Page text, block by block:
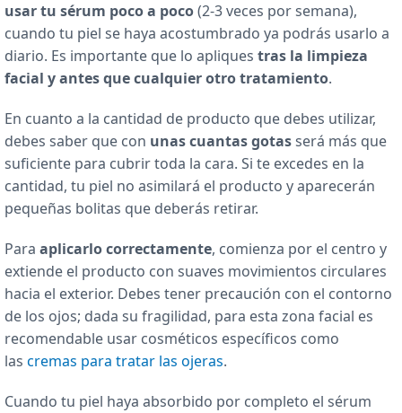
usar tu sérum poco a poco(2-3 veces por semana),
cuando tu piel se haya acostumbrado ya podrás usarlo a
diario. Es importante que lo apliques tras la limpieza
facial y antes que cualquier otro tratamiento.
En cuanto a la cantidad de producto que debes utilizar,
debes saber que con unas cuantas gotasserá más que
suficiente para cubrir toda la cara. Si te excedes en la
cantidad, tu piel no asimilará el producto y aparecerán
pequeñas bolitas que deberás retirar.
Para aplicarlo correctamente, comienza por el centro y
extiende el producto con suaves movimientos circulares
hacia el exterior. Debes tener precaución con el contorno
de los ojos; dada su fragilidad, para esta zona facial es
recomendable usar cosméticos específicos como
las cremas para tratar las ojeras.
Cuando tu piel haya absorbido por completo el sérum